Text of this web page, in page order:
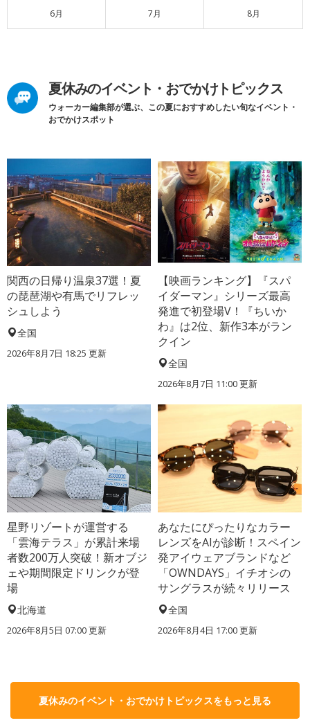
6月 7月 8月
夏休みのイベント・おでかけトピックス
ウォーカー編集部が選ぶ、この夏におすすめしたい旬なイベント・
おでかけスポット
関西の日帰り温泉37選！夏
の琵琶湖や有馬でリフレッ
シュしよう
全国
2026年8月7日 18:25 更新
【映画ランキング】『スパ
イダーマン』シリーズ最高
発進で初登場V！『ちいか
わ』は2位、新作3本がラン
クイン
全国
2026年8月7日 11:00更新
星野リゾートが運営する
「雲海テラス」が累計来場
者数200万人突破！新オブジ
ェや期間限定ドリンクが登
場
北海道
2026年8月5日 07:00更新
あなたにぴったりなカラー
レンズをAIが診断！スペイン
発アイウェアブランドなど
「OWNDAYS」イチオシの
サングラスが続々リリース
全国
2026年8月4日 17:00更新
夏休みのイベント・おでかけトピックスをもっと見る